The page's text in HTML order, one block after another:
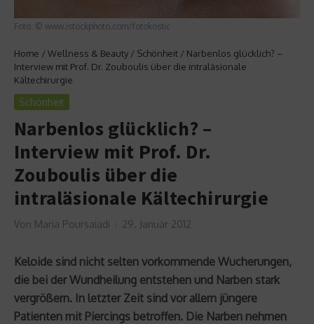
Foto: © www.istockphoto.com/fotokostic
Home / Wellness & Beauty / Schönheit / Narbenlos glücklich? –
Interview mit Prof. Dr. Zouboulis über die intraläsionale
Kältechirurgie
Schönheit
Narbenlos glücklich? –
Interview mit Prof. Dr.
Zouboulis über die
intraläsionale Kältechirurgie
Von Maria Poursaiadi 29. Januar 2012
Keloide sind nicht selten vorkommende Wucherungen,
die bei der Wundheilung entstehen und Narben stark
vergrößern. In letzter Zeit sind vor allem jüngere
Patienten mit Piercings betroffen. Die Narben nehmen